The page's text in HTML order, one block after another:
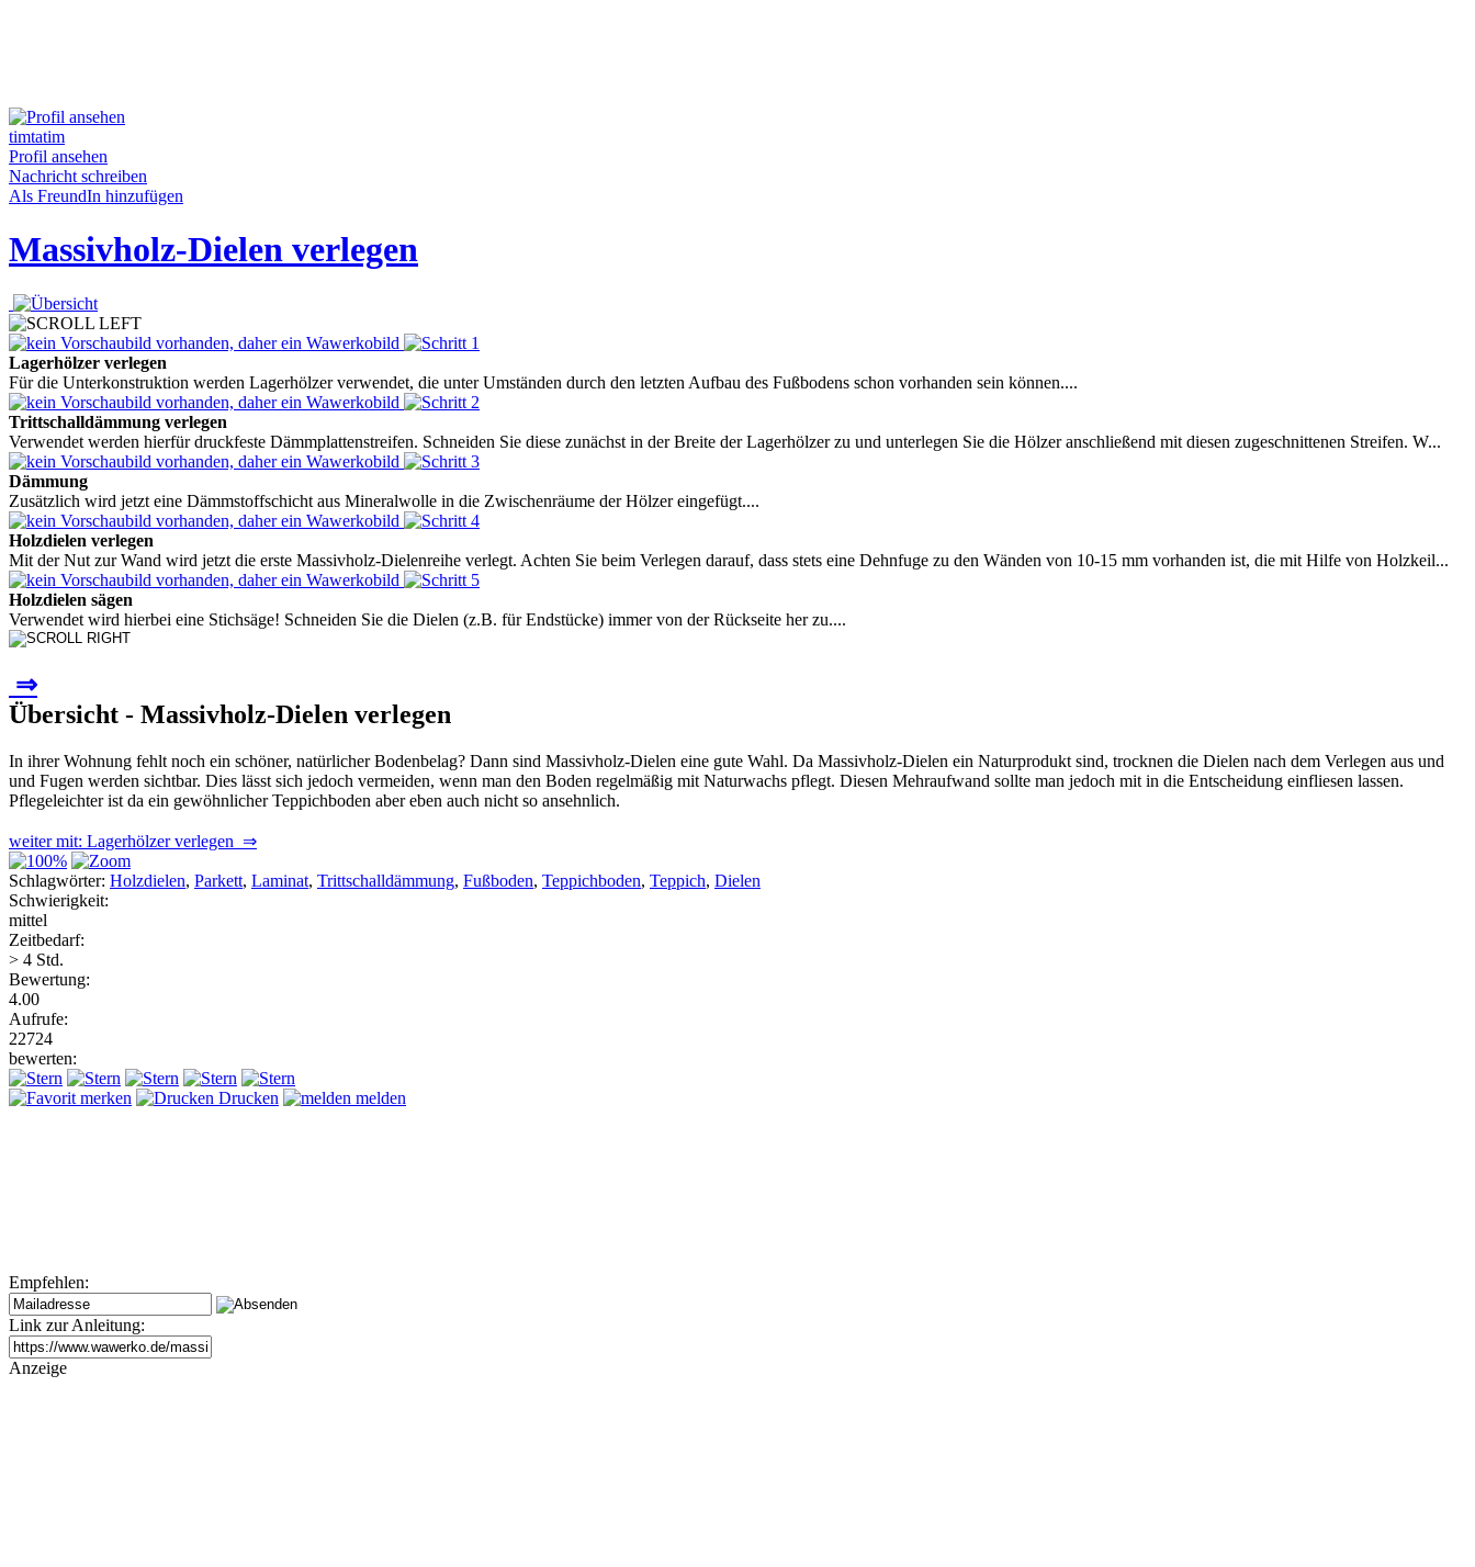
timtatim
Profil ansehen
Nachricht schreiben
Als FreundIn hinzufügen
Massivholz-Dielen verlegen
Lagerhölzer verlegen
Für die Unterkonstruktion werden Lagerhölzer verwendet, die unter Umständen durch den letzten Aufbau des Fußbodens schon vorhanden sein können....
Trittschalldämmung verlegen
Verwendet werden hierfür druckfeste Dämmplattenstreifen. Schneiden Sie diese zunächst in der Breite der Lagerhölzer zu und unterlegen Sie die Hölzer anschließend mit diesen zugeschnittenen Streifen. W...
Dämmung
Zusätzlich wird jetzt eine Dämmstoffschicht aus Mineralwolle in die Zwischenräume der Hölzer eingefügt....
Holzdielen verlegen
Mit der Nut zur Wand wird jetzt die erste Massivholz-Dielenreihe verlegt. Achten Sie beim Verlegen darauf, dass stets eine Dehnfuge zu den Wänden von 10-15 mm vorhanden ist, die mit Hilfe von Holzkeil...
Holzdielen sägen
Verwendet wird hierbei eine Stichsäge! Schneiden Sie die Dielen (z.B. für Endstücke) immer von der Rückseite her zu....
⇒
Übersicht - Massivholz-Dielen verlegen
In ihrer Wohnung fehlt noch ein schöner, natürlicher Bodenbelag? Dann sind Massivholz-Dielen eine gute Wahl. Da Massivholz-Dielen ein Naturprodukt sind, trocknen die Dielen nach dem Verlegen aus und
und Fugen werden sichtbar. Dies lässt sich jedoch vermeiden, wenn man den Boden regelmäßig mit Naturwachs pflegt. Diesen Mehraufwand sollte man jedoch mit in die Entscheidung einfliesen lassen.
Pflegeleichter ist da ein gewöhnlicher Teppichboden aber eben auch nicht so ansehnlich.
weiter mit: Lagerhölzer verlegen ⇒
Schlagwörter: Holzdielen, Parkett, Laminat, Trittschalldämmung, Fußboden, Teppichboden, Teppich, Dielen
Schwierigkeit:
mittel
Zeitbedarf:
> 4 Std.
Bewertung:
4.00
Aufrufe:
22724
bewerten:
merken Drucken melden
Empfehlen:
Link zur Anleitung:
Anzeige